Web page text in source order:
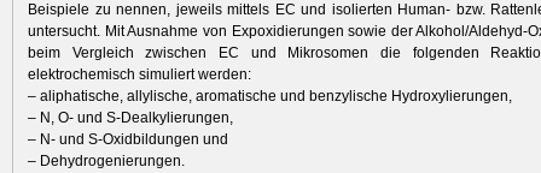
Beispiele zu nennen, jeweils mittels EC und isolierten Human- bzw.
untersucht. Mit Ausnahme von Expoxidierungen sowie der Alkohol/Aldehyd-
beim Vergleich zwischen EC und Mikrosomen die folgenden
elektrochemisch simuliert werden:
– aliphatische, allylische, aromatische und benzylische Hydroxylierungen,
– N, O- und S-Dealkylierungen,
– N- und S-Oxidbildungen und
– Dehydrogenierungen.